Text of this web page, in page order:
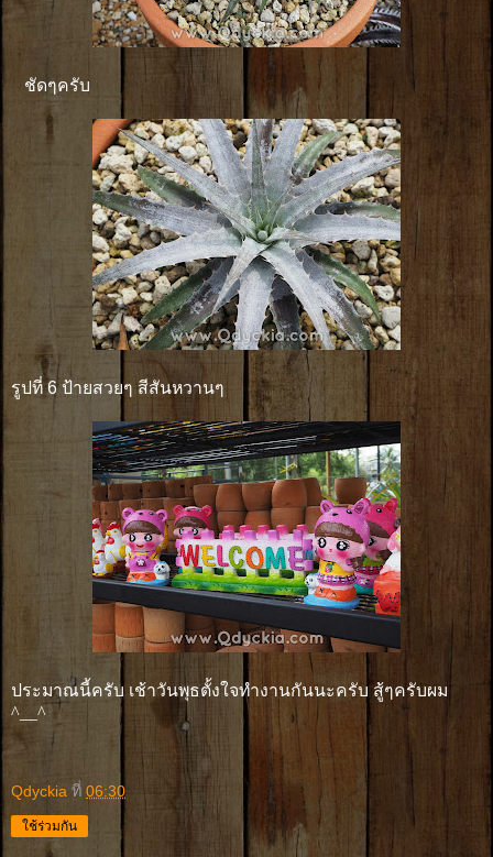
ชัดๆครับ
รูปที่ 6 ป้ายสวยๆ สีสันหวานๆ
ประมาณนี้ครับ เช้าวันพุธตั้งใจทำงานกันนะครับ สู้ๆครับผม
^__^
Qdyckia ที่ 06:30
ใช้ร่วมกัน